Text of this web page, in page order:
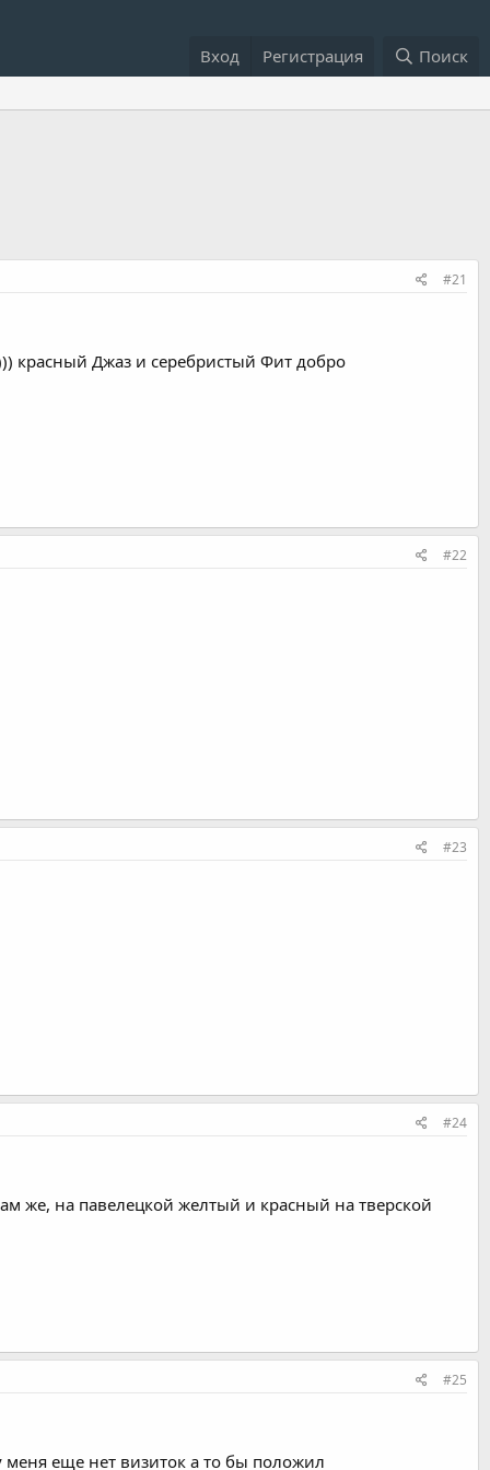
Вход Регистрация Поиск
#21
красный Джаз и серебристый Фит добро
#22
#23
#24
же, на павелецкой желтый и красный на тверской
#25
меня еще нет визиток а то бы положил